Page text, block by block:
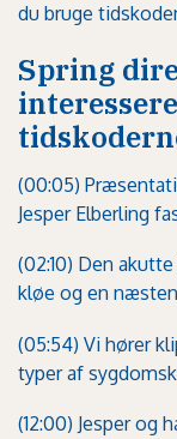
du bruge
Spring
(00:05)
Jesper Elberling
(02:10) Den
kløe og en
(05:54) Vi hører
typer af
(12:00) Jesper og